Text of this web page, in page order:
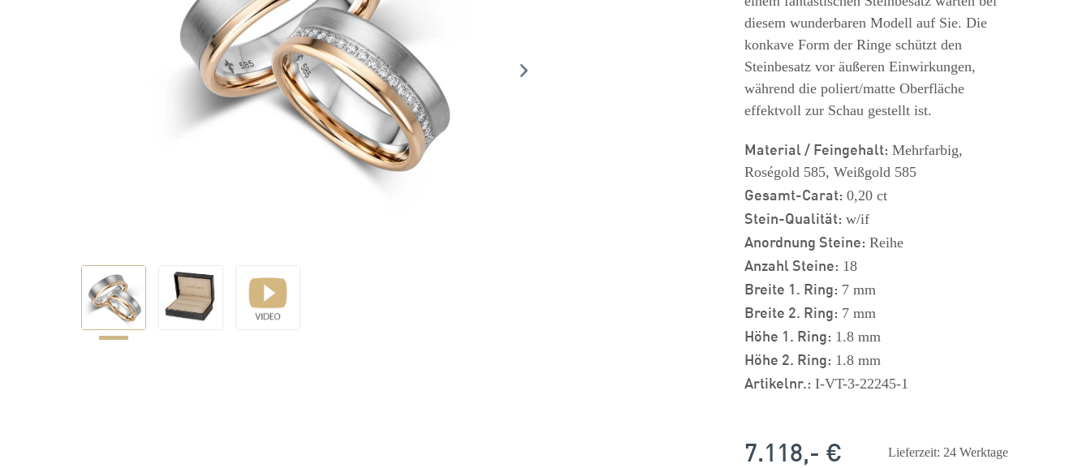
diesem wunderbaren Modell auf Sie. Die
konkave Form der Ringe schützt den
Steinbesatz vor äußeren Einwirkungen,
während die poliert/matte Oberfläche
effektvoll zur Schau gestellt ist.
Material / Feingehalt: Mehrfarbig,
Roségold 585, Weißgold 585
Gesamt-Carat: 0,20 ct
Stein-Qualität: w/if
Anordnung Steine: Reihe
Anzahl Steine: 18
Breite 1. Ring: 7 mm
Breite 2. Ring: 7 mm
Höhe 1. Ring: 1.8 mm
Höhe 2. Ring: 1.8 mm
Artikelnr.: I-VT-3-22245-1
Lieferzeit: 24 Werktage
7.118,- €